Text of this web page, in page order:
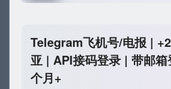
Telegram飞机号/电报 |
亚 | API接码登录 | 带邮
个月+